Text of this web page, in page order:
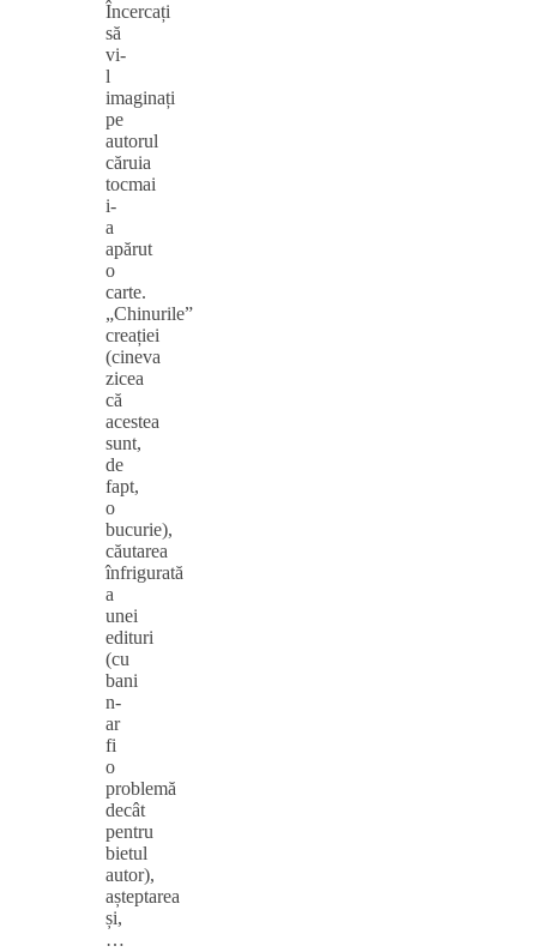
Încercați
să
vi-
l
imaginați
pe
autorul
căruia
tocmai
i-
a
apărut
o
carte.
„Chinurile”
creației
(cineva
zicea
că
acestea
sunt,
de
fapt,
o
bucurie),
căutarea
înfrigurată
a
unei
edituri
(cu
bani
n-
ar
fi
o
problemă
decât
pentru
bietul
autor),
așteptarea
și,
…